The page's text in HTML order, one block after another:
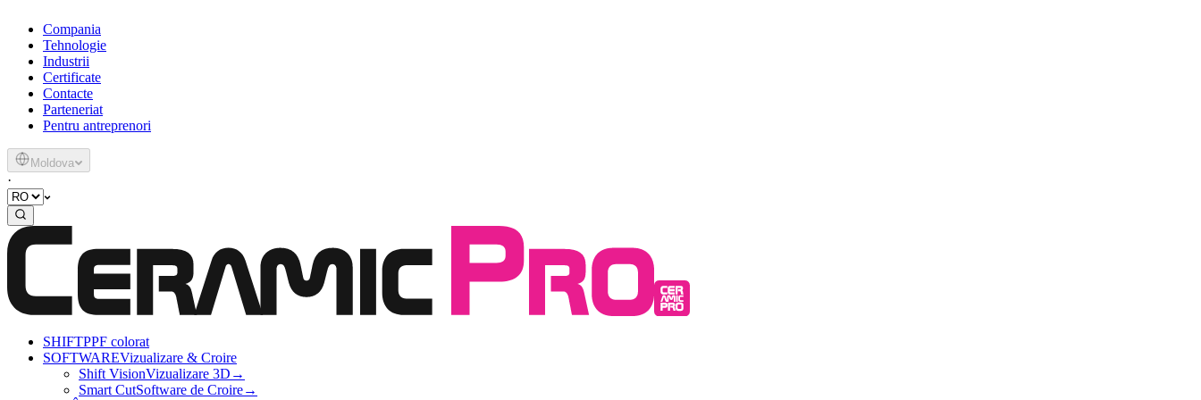
Compania
Tehnologie
Industrii
Certificate
Contacte
Parteneriat
Pentru antreprenori
Moldova
·
SHIFTPPF colorat
SOFTWAREVizualizare & Croire
Shift VisionVizualizare 3D →
Smart CutSoftware de Croire→